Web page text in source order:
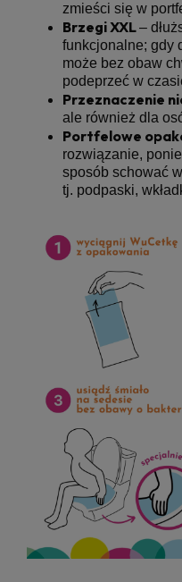
zmieści się w
Brzegi XXL–
funkcjonalne; gdy
może bez obaw
podeprzeć w
Przeznaczenie
ale również dla
Portfelowe
rozwiązanie,
sposób schować
tj. podpaski,